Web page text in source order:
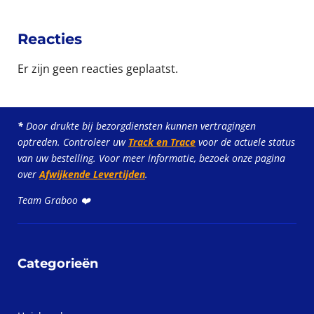
Reacties
Er zijn geen reacties geplaatst.
* Door drukte bij bezorgdiensten kunnen vertragingen
optreden. Controleer uw Track en Trace voor de actuele status
van uw bestelling. Voor meer informatie, bezoek onze pagina
overAfwijkende Levertijden.
Team Graboo ❤️
Categorieën